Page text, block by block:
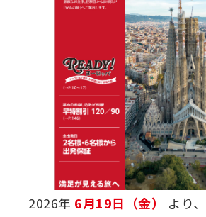
2026年 6月19日（金）
より